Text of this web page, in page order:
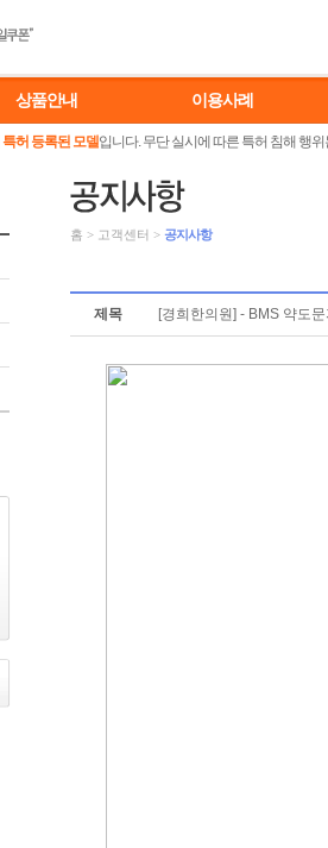
상품안내 이용사례
특허 등록된 모델입니다. 무단 실시에 따른 특허 침해 행
홈 > 고객센터 > 공지사항
제목 [경희한의원] - BMS 약도